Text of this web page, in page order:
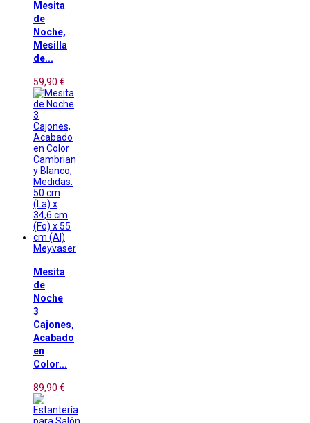
Mesita
de
Noche,
Mesilla
de...
59,90 €
Meyvaser
Mesita
de
Noche
3
Cajones,
Acabado
en
Color...
89,90 €